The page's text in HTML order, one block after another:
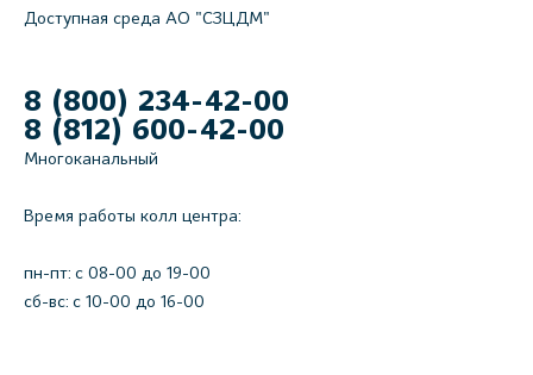
Доступная среда АО "СЗЦДМ"
8 (800) 234-42-00
8 (812) 600-42-00
Многоканальный
Время работы колл центра:
пн-пт: c 08-00 до 19-00
сб-вс: с 10-00 до 16-00